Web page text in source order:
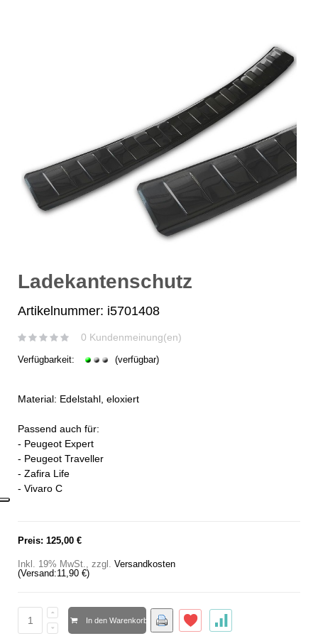
Ladekantenschutz
Artikelnummer: i5701408
0 Kundenmeinung(en)
Verfügbarkeit: (verfügbar)
Material: Edelstahl, eloxiert
Passend auch für:
- Peugeot Expert
- Peugeot Traveller
- Zafira Life
- Vivaro C
Preis: 125,00 €
Inkl. 19% MwSt., zzgl. Versandkosten
(Versand:11,90 €)
In den Warenkorb